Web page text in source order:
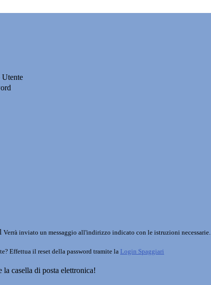
Utente
Verrà inviato un messaggio all'indirizzo indicato con le istruzioni necessarie.
Effettua il reset della password tramite la Login Spaggiari
casella di posta elettronica!